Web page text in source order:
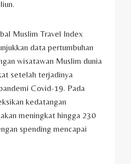
Muslim Travel Index
data pertumbuhan
wisatawan Muslim dunia
setelah terjadinya
Covid-19. Pada
kedatangan
meningkat hingga 230
spending mencapai